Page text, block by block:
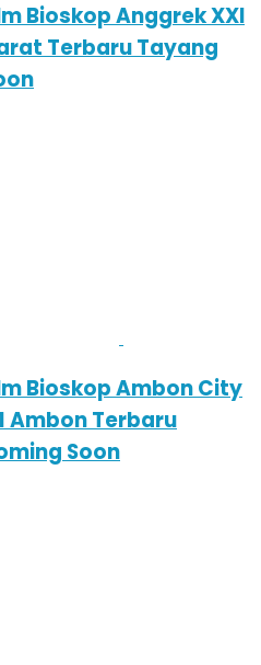
Bioskop Anggrek XXI
Terbaru Tayang
Bioskop Ambon City
Ambon Terbaru
Soon